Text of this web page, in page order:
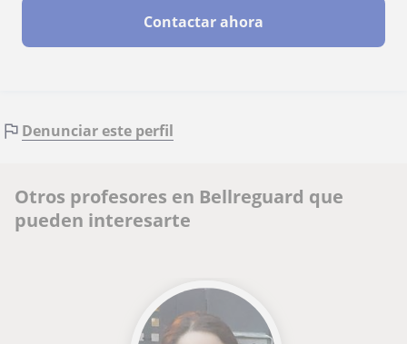
Contactar ahora
Denunciar este perfil
Otros profesores en Bellreguard que
pueden interesarte